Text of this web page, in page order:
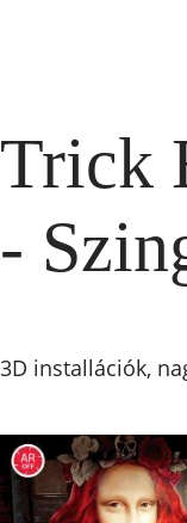
Trick
-
3D installációk,